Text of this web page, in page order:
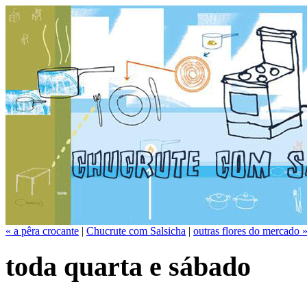
« a pêra crocante | Chucrute com Salsicha | outras flores do mercado »
toda quarta e sábado